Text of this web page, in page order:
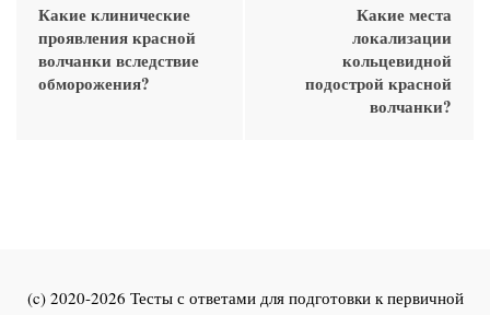
Какие клинические
проявления красной
волчанки вследствие
обморожения?
Какие места
локализации
кольцевидной
подострой красной
волчанки?
(c) 2020-2026 Тесты с ответами для подготовки к первичной